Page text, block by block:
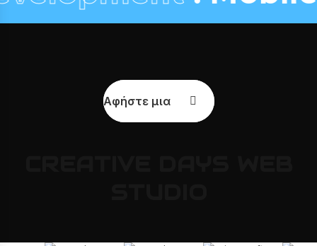
Αφήστε μια κριτική